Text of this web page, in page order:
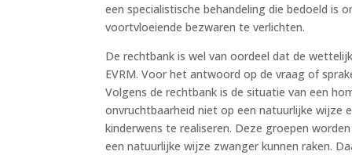
een specialistische behandeling die bedoeld is
voortvloeiende bezwaren te verlichten.
De rechtbank is wel van oordeel dat de
EVRM. Voor het antwoord op de vraag of
Volgens de rechtbank is de situatie van een
onvruchtbaarheid niet op een natuurlijke wijze
kinderwens te realiseren. Deze groepen
een natuurlijke wijze zwanger kunnen raken.